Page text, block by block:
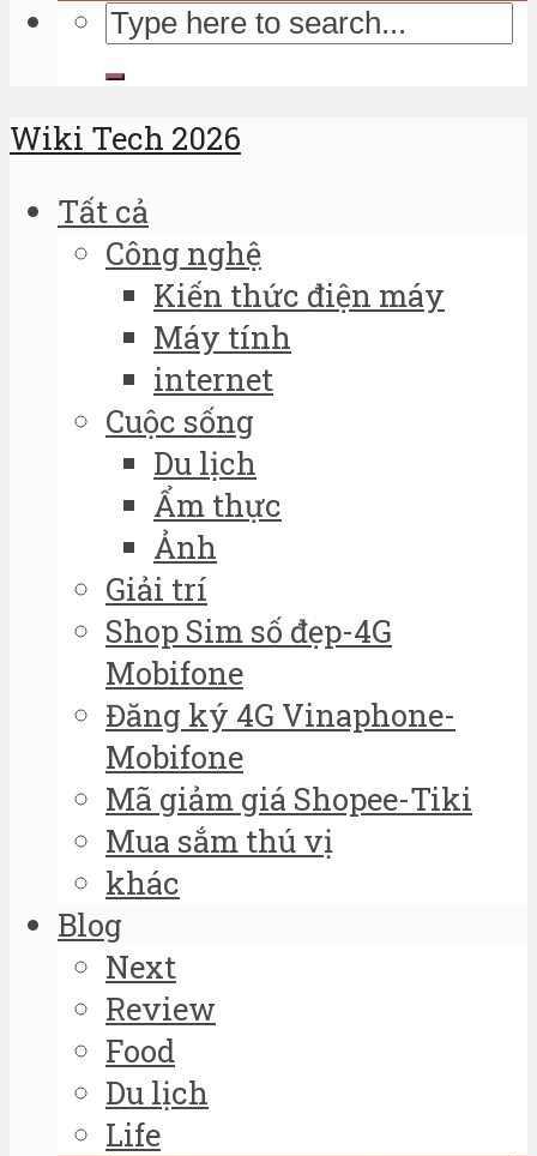
Wiki Tech 2026
Tất cả
Công nghệ
Kiến thức điện máy
Máy tính
internet
Cuộc sống
Du lịch
Ẩm thực
Ảnh
Giải trí
Shop Sim số đẹp-4G
Mobifone
Đăng ký 4G Vinaphone-
Mobifone
Mã giảm giá Shopee-Tiki
Mua sắm thú vị
khác
Blog
Next
Review
Food
Du lịch
Life